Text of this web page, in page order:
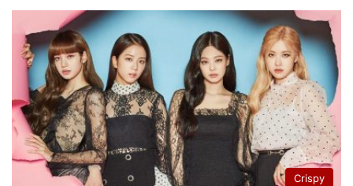
Crispy